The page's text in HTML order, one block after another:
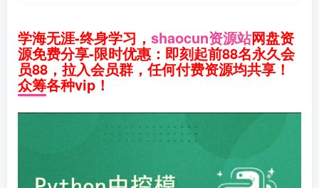
学海无涯-终身学习， shaocun资源站网盘资
源免费分享-限时优惠：即刻起前88名永久会
员88，拉入会员群，任何付费资源均共享！
众筹各种vip！